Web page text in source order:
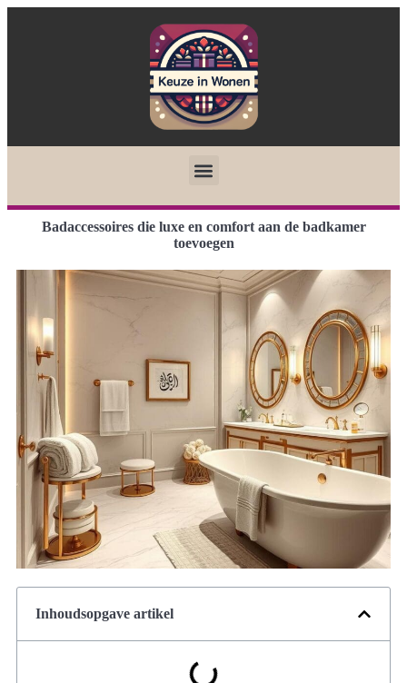
Badaccessoires die luxe en comfort aan de badkamer
toevoegen
Inhoudsopgave artikel